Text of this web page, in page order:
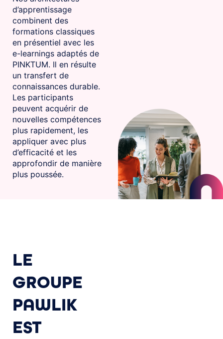
d’apprentissage
combinent des
formations classiques
en présentiel avec les
e⁠-⁠learnings adaptés de
PINKTUM. Il en résulte
un transfert de
connaissances durable.
Les participants
peuvent acquérir de
nouvelles compétences
plus rapidement, les
appliquer avec plus
d’efficacité et les
approfondir de manière
plus poussée.
LE
GROUPE
PAWLIK
EST